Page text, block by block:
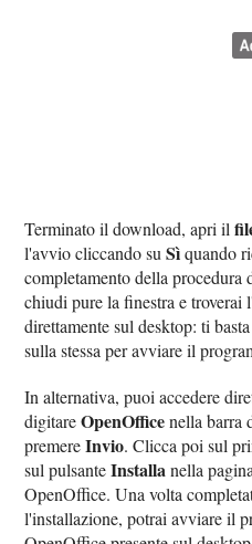
Terminato il download, apri il
l'avvio cliccando suSìquando
completamento della
chiudi pure la finestra e troverai
direttamente sul desktop: ti
sulla stessa per avviare il
In alternativa, puoi accedere
digitareOpenOfficenella barra
premereInvio. Clicca poi sul
sul pulsanteInstallanella
OpenOffice. Una volta
l'installazione, potrai avviare il